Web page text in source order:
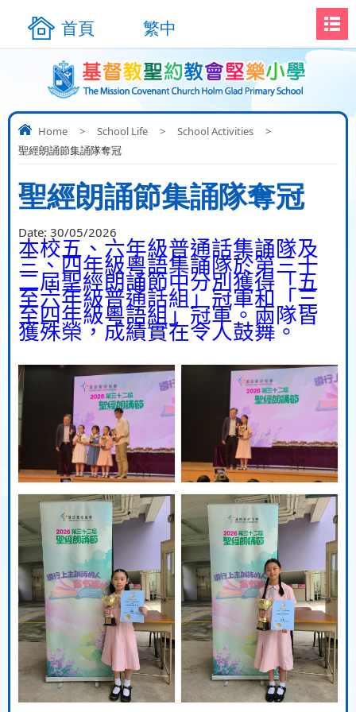
首頁 繁中
Home > School Life > School Activities
>
聖經朗誦節集誦隊奪冠
聖經朗誦節集誦隊奪冠
Date: 30/05/2026
本校五、六年級普通話集誦隊及
三、四年級粵語集誦隊於第三十
二屆聖經朗誦節中分別獲得 「五
至六年級普通話組 」 冠軍和 「三
至四年級粵語組」冠軍 。 兩隊皆
獲殊榮，成績實在令人鼓舞。